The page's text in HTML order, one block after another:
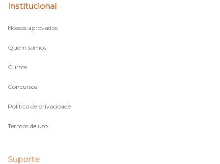
Institucional
Nossos aprovados
Quem somos
Cursos
Concursos
Política de privacidade
Termos de uso
Suporte